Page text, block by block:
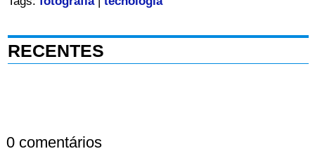
RECENTES
0 comentários